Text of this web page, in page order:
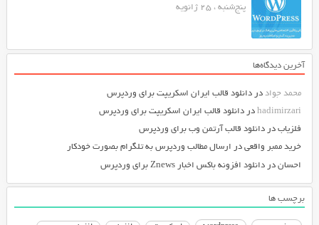
پنج‌شنبه ، 25 ژانویه
آخرین دیدگاه‌ها
محمد جواددر دانلود قالب ایران اسکریپت برای وردپرس
hadimirzariدر دانلود قالب ایران اسکریپت برای وردپرس
فلزیابدر دانلود قالب آرتمن وب برای وردپرس
خرید ممبر واقعیدر ارسال مطالب وردپرس به تلگرام بصورت خودکار
احساندر دانلود افزونه باکس اخبار Znews برای وردپرس
برچسب ها